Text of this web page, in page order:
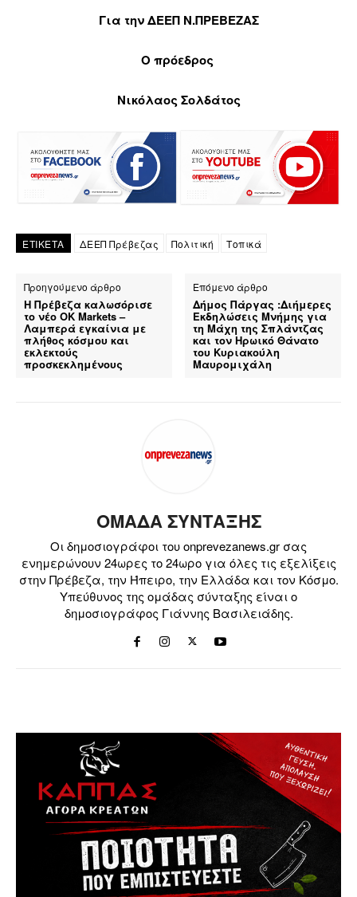
Για την ΔΕΕΠ Ν.ΠΡΕΒΕΖΑΣ
Ο πρόεδρος
Νικόλαος Σολδάτος
ΕΤΙΚΕΤΑ ΔΕΕΠ Πρέβεζας Πολιτική Τοπικά
Προηγούμενο άρθρο
Η Πρέβεζα καλωσόρισε
το νέο OK Markets –
Λαμπερά εγκαίνια με
πλήθος κόσμου και
εκλεκτούς
προσκεκλημένους
Επόμενο άρθρο
Δήμος Πάργας :Διήμερες
Εκδηλώσεις Μνήμης για
τη Μάχη της Σπλάντζας
και τον Ηρωικό Θάνατο
του Κυριακούλη
Μαυρομιχάλη
ΟΜΑΔΑ ΣΥΝΤΑΞΗΣ
Οι δημοσιογράφοι του onprevezanews.gr σας
ενημερώνουν 24ωρες το 24ωρο για όλες τις εξελίξεις
στην Πρέβεζα, την Ήπειρο, την Ελλάδα και τον Κόσμο.
Υπεύθυνος της ομάδας σύνταξης είναι ο
δημοσιογράφος Γιάννης Βασιλειάδης.